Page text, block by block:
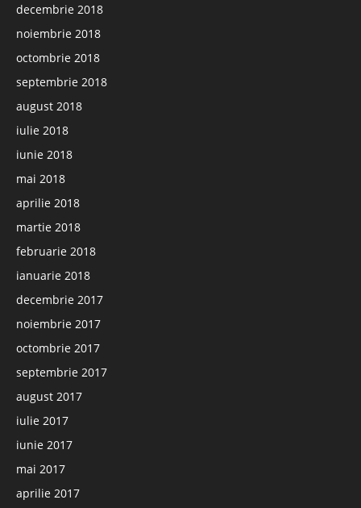
decembrie 2018
noiembrie 2018
octombrie 2018
septembrie 2018
august 2018
iulie 2018
iunie 2018
mai 2018
aprilie 2018
martie 2018
februarie 2018
ianuarie 2018
decembrie 2017
noiembrie 2017
octombrie 2017
septembrie 2017
august 2017
iulie 2017
iunie 2017
mai 2017
aprilie 2017